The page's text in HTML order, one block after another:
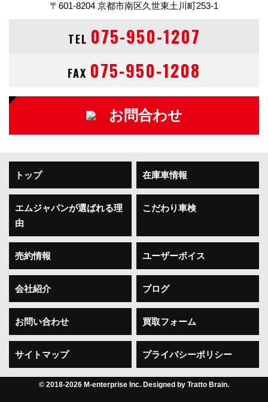
〒601-8204 京都市南区久世東土川町253-1
TEL 075-950-1207
FAX 075-950-1208
お問合わせ
トップ 在庫車情報
エムジャパンが選ばれる理
由
こだわり車検
売約情報 ユーザーボイス
会社紹介 ブログ
お問い合わせ 買取フォーム
サイトマップ プライバシーポリシー
© 2018-2026 M-enterprise Inc. Designed by Tratto Brain.